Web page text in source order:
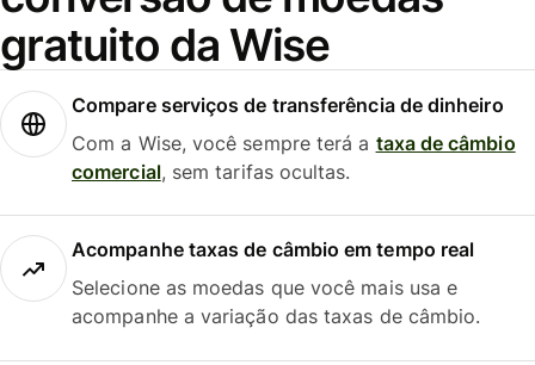
gratuito da Wise
Compare serviços de transferência de dinheiro
Com a Wise, você sempre terá a taxa de câmbio
comercial, sem tarifas ocultas.
Acompanhe taxas de câmbio em tempo real
Selecione as moedas que você mais usa e
acompanhe a variação das taxas de câmbio.